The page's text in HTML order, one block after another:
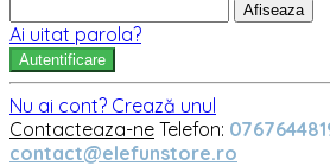
Afiseaza
Ai uitat parola?
Autentificare
Nu ai cont? Crează unul
Contacteaza-ne Telefon:
contact@elefunstore.ro